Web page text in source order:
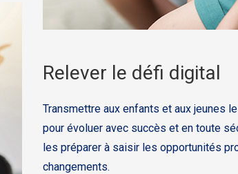
Relever le défi digital
Transmettre aux enfants et aux jeunes
pour évoluer avec succès et en toute
les préparer à saisir les opportunités
changements.